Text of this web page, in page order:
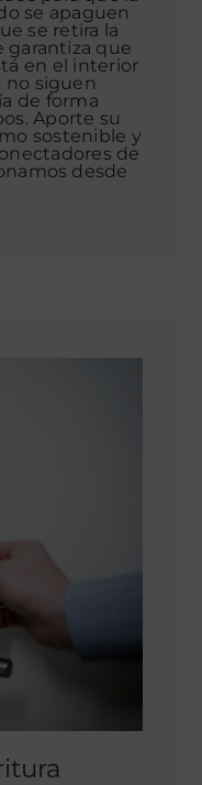
se apaguen
se retira la
garantiza que
en el interior
no siguen
de forma
Aporte su
sostenible y
de
desde